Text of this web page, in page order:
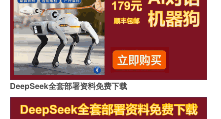
DeepSeek全套部署资料免费下载